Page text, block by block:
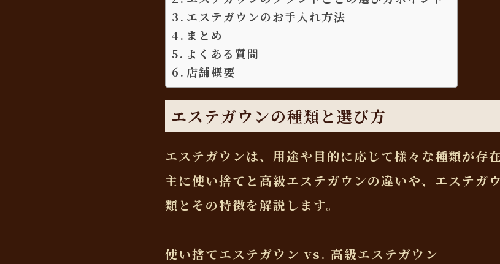
エステガウンのお手入れ方法
まとめ
よくある質問
店舗概要
エステガウンの種類と選び方
エステガウンは、用途や目的に応じて様々な種類が存
主に使い捨てと高級エステガウンの違いや、エステガ
類とその特徴を解説します。
使い捨てエステガウン vs. 高級エステガウン